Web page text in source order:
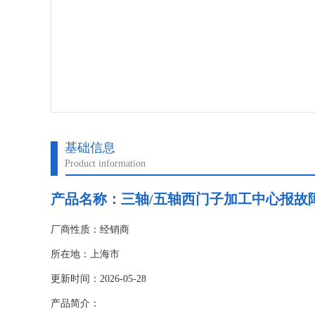
基础信息
Product information
产品名称： 三轴/五轴西门子加工中心报故
厂商性质：经销商
所在地：上海市
更新时间：2026-05-28
产品简介：